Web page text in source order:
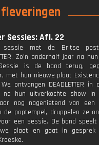
Sessies: Afl. 22
sessie met de Britse
Zo'n anderhalf jaar na
is de band terug,
met hun nieuwe plaat
ontvangen DEADLETTER in
na hun uitverkochte show in
nog nagenietend van een
de poptempel, druppelen ze
een sessie. De band
plaat en gaat in